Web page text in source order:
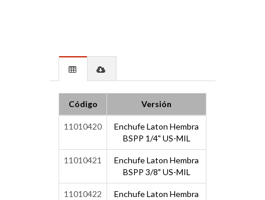
Código Versión
11010420
Enchufe Laton Hembra
BSPP 1/4" US-MIL
11010421
Enchufe Laton Hembra
BSPP 3/8" US-MIL
11010422
Enchufe Laton Hembra